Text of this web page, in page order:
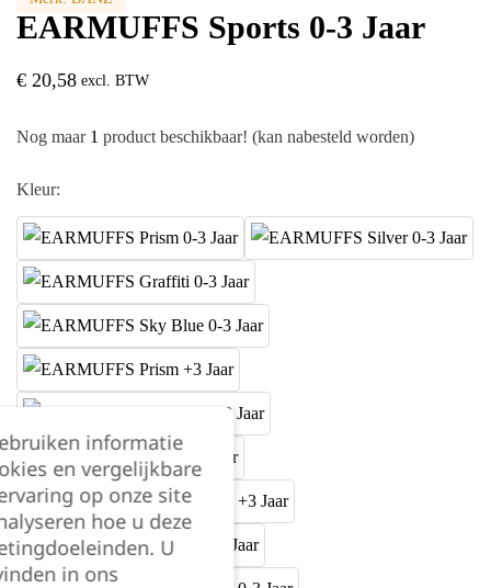
EARMUFFS Sports 0-3 Jaar
€ 20,58 excl. BTW
Nog maar 1 product beschikbaar! (kan nabesteld worden)
Kleur:
informatie
en vergelijkbare
op onze site
hoe u deze
U
in ons